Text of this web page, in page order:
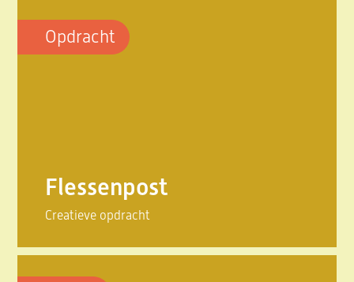
Opdracht
Flessenpost
Creatieve opdracht